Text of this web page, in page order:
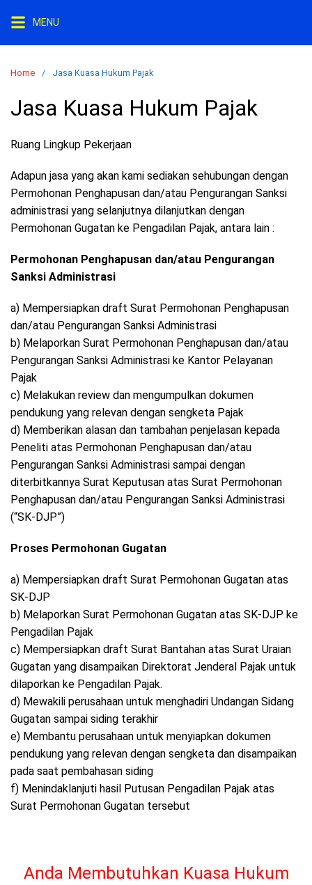
i
MENU
Home Jasa Kuasa Hukum Pajak
Jasa Kuasa Hukum Pajak
Ruang Lingkup Pekerjaan
Adapun jasa yang akan kami sediakan sehubungan dengan
Permohonan Penghapusan dan/atau Pengurangan Sanksi
administrasi yang selanjutnya dilanjutkan dengan
Permohonan Gugatan ke Pengadilan Pajak, antara lain :
Permohonan Penghapusan dan/atau Pengurangan
Sanksi Administrasi
a) Mempersiapkan draft Surat Permohonan Penghapusan
dan/atau Pengurangan Sanksi Administrasi
b) Melaporkan Surat Permohonan Penghapusan dan/atau
Pengurangan Sanksi Administrasi ke Kantor Pelayanan
Pajak
c) Melakukan review dan mengumpulkan dokumen
pendukung yang relevan dengan sengketa Pajak
d) Memberikan alasan dan tambahan penjelasan kepada
Peneliti atas Permohonan Penghapusan dan/atau
Pengurangan Sanksi Administrasi sampai dengan
diterbitkannya Surat Keputusan atas Surat Permohonan
Penghapusan dan/atau Pengurangan Sanksi Administrasi
(“SK-DJP”)
Proses Permohonan Gugatan
a) Mempersiapkan draft Surat Permohonan Gugatan atas
SK-DJP
b) Melaporkan Surat Permohonan Gugatan atas SK-DJP ke
Pengadilan Pajak
c) Mempersiapkan draft Surat Bantahan atas Surat Uraian
Gugatan yang disampaikan Direktorat Jenderal Pajak untuk
dilaporkan ke Pengadilan Pajak.
d) Mewakili perusahaan untuk menghadiri Undangan Sidang
Gugatan sampai siding terakhir
e) Membantu perusahaan untuk menyiapkan dokumen
pendukung yang relevan dengan sengketa dan disampaikan
pada saat pembahasan siding
f) Menindaklanjuti hasil Putusan Pengadilan Pajak atas
Surat Permohonan Gugatan tersebut
Anda Membutuhkan Kuasa Hukum